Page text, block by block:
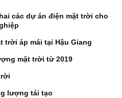
các dự án điện mặt trời cho
trời áp mái tại Hậu Giang
mặt trời từ 2019
lượng tái tạo